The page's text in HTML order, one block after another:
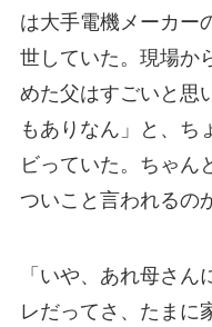
は大手電機メーカー
世していた。現場か
めた父はすごいと思
もありなん」と、ち
ビっていた。ちゃん
ついこと言われるの
「いや、あれ母さ
レだってさ、たまに